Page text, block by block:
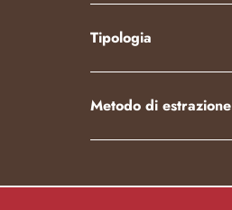
Tipologia
Metodo di estrazione